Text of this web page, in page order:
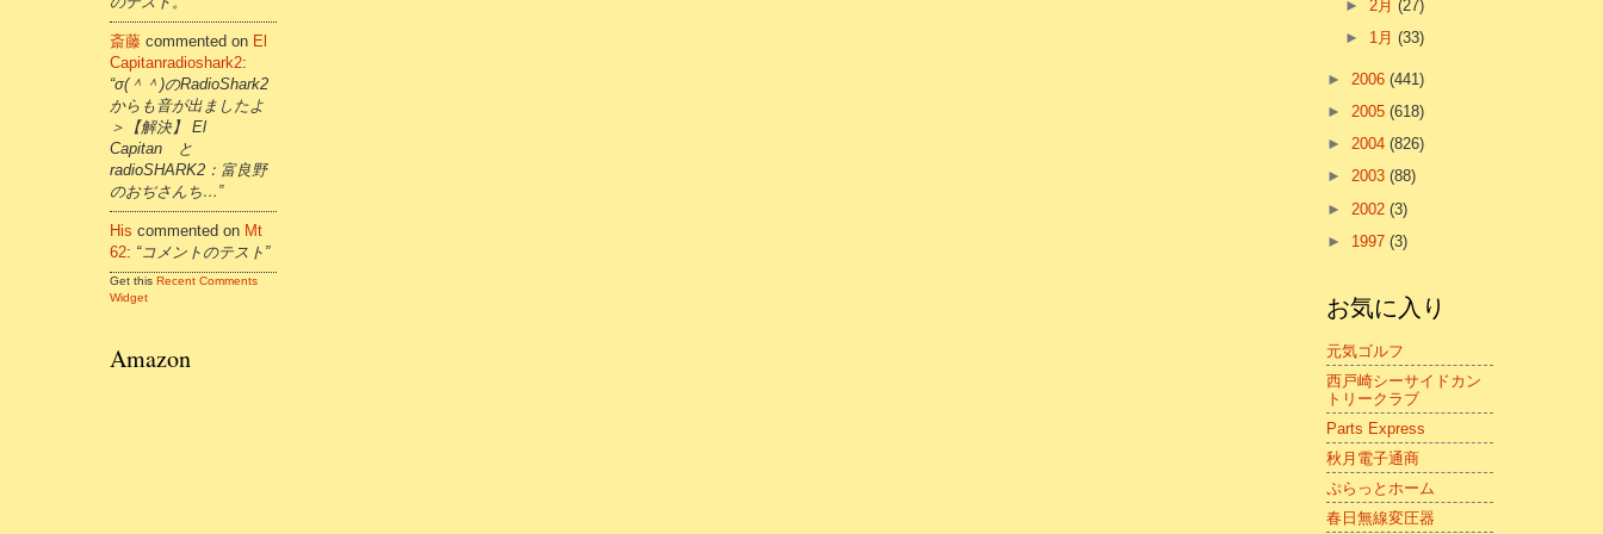
斎藤 commented on El
Capitanradioshark2:
“σ(＾＾)のRadioShark2
からも音が出ましたよ
＞【解決】 El
Capitan と
radioSHARK2：富良野
のおぢさんち…”
His commented on Mt
62: “コメントのテスト”
Get this Recent Comments
Widget
Amazon
► 2月(27)
► 1月(33)
► 2006 (441)
► 2005 (618)
► 2004 (826)
► 2003 (88)
► 2002 (3)
► 1997 (3)
お気に入り
元気ゴルフ
西戸崎シーサイドカン
トリークラブ
Parts Express
秋月電子通商
ぷらっとホーム
春日無線変圧器